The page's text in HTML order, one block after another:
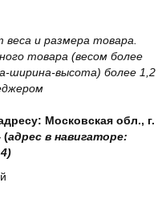
и размера товара.
товара (весом более
ширина-высота) более 1,2
Московская обл., г.
(адрес в навигаторе: